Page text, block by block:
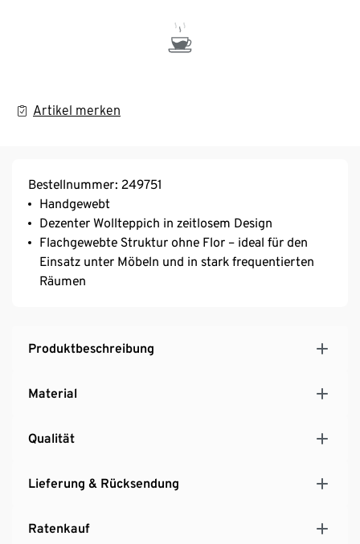
Artikel merken
Bestellnummer: 249751
Handgewebt
Dezenter Wollteppich in zeitlosem Design
Flachgewebte Struktur ohne Flor – ideal für den
Einsatz unter Möbeln und in stark frequentierten
Räumen
Produktbeschreibung
Material
Qualität
Lieferung & Rücksendung
Ratenkauf